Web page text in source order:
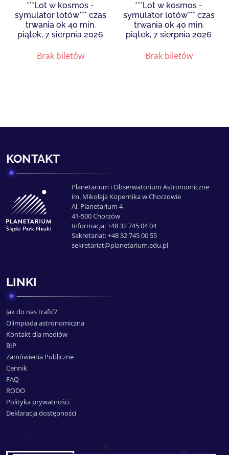
***Lot w kosmos -
symulator lotów*** czas
trwania ok 40 min.
piątek, 7 sierpnia 2026
Brak biletów
***Lot w kosmos -
symulator lotów*** czas
trwania ok 40 min.
piątek, 7 sierpnia 2026
Brak biletów
KONTAKT
Planetarium i Obserwatorium Astronomiczne
im. Mikołaja Kopernika w Chorzowie
Al. Planetarium 4
41-500 Chorzów
Informacja: +48 32 745 04 04
Sekretariat: +48 32 745 00 55
sekretariat@planetarium.edu.pl
LINKI
Jak do nas trafić?
Olimpiada astronomiczna
Kontakt dla mediów
BIP
Zamówienia Publiczne
Cennik
FAQ
RODO
Polityka prywatności
Deklaracja dostępności